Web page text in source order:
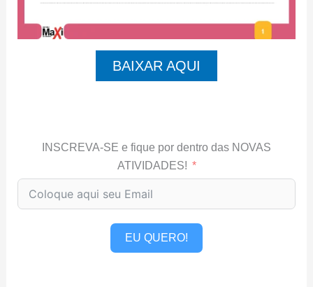
BAIXAR AQUI
INSCREVA-SE e fique por dentro das NOVAS
ATIVIDADES!
EU QUERO!